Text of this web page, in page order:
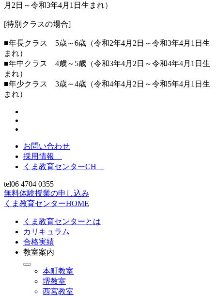
月2日～令和3年4月1日生まれ）
[特別クラスの場合]
■年長クラス 5歳～6歳（令和2年4月2日～令和3年4月1日生
まれ）
■年中クラス 4歳～5歳（令和3年4月2日～令和4年4月1日生
まれ）
■年少クラス 3歳～4歳（令和4年4月2日～令和5年4月1日生
まれ）
お問い合わせ
採用情報
くま教育センターCH
tel06 4704 0355
無料体験授業の申し込み
くま教育センターHOME
くま教育センターとは
カリキュラム
合格実績
教室案内
本町教室
堺教室
西宮教室